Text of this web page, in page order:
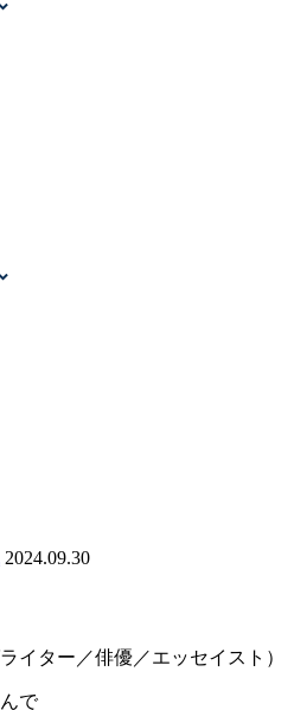
2024.09.30
イター／俳優／エッセイスト）
で